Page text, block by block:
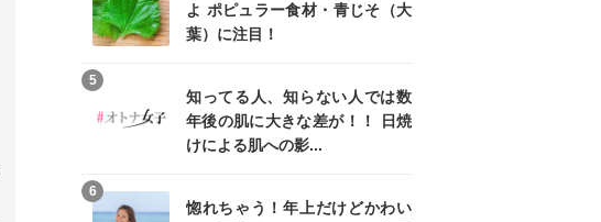
よ ポピュラー食材・青じそ（大
葉）に注目！
知ってる人、知らない人では数
年後の肌に大きな差が！！ 日焼
けによる肌への影...
5
惚れちゃう！年上だけどかわい
6